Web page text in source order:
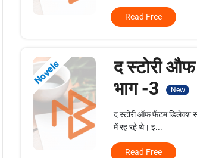
Read Free
Novels
द स्टोरी
भाग -3
New
द स्टोरी ऑफ फैंटम डिलेक्श
में रह रहे थे। इ...
Read Free